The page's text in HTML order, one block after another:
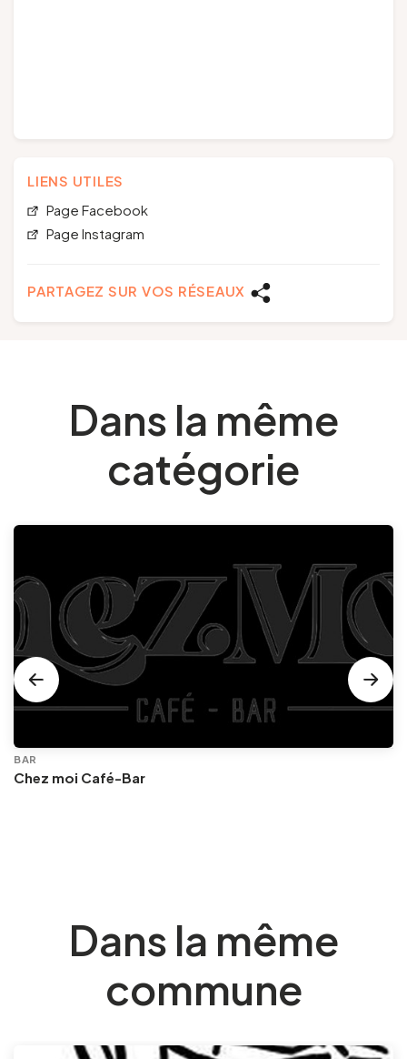
LIENS UTILES
Page Facebook
Page Instagram
PARTAGEZ SUR VOS RÉSEAUX
Dans la même
catégorie
BAR
Chez moi Café-Bar
Dans la même
commune